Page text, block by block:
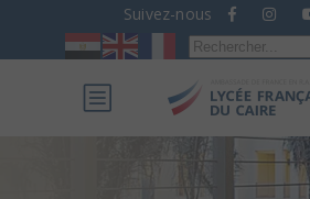
Suivez-nous